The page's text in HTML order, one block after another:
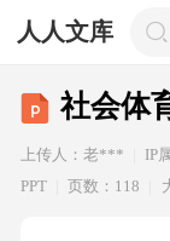
人人文库
社会体
上传人：老*** IP
PPT
页数：118